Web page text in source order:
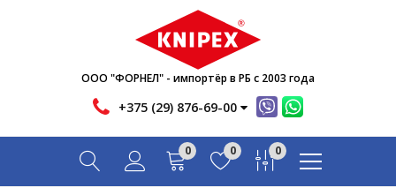
ООО "ФОРНЕЛ" - импортёр в РБ с 2003 года
+375 (29) 876-69-00
0 0 0
Новости
Акции
Инфо
Контакты
Вопрос-ответ